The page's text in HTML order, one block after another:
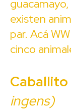
existen
par. Acá
cinco
ingens)